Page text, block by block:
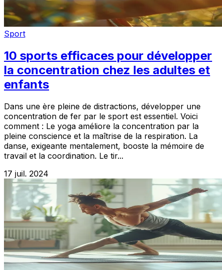
Sport
10 sports efficaces pour développer
la concentration chez les adultes et
enfants
Dans une ère pleine de distractions, développer une
concentration de fer par le sport est essentiel. Voici
comment : Le yoga améliore la concentration par la
pleine conscience et la maîtrise de la respiration. La
danse, exigeante mentalement, booste la mémoire de
travail et la coordination. Le tir...
17 juil. 2024